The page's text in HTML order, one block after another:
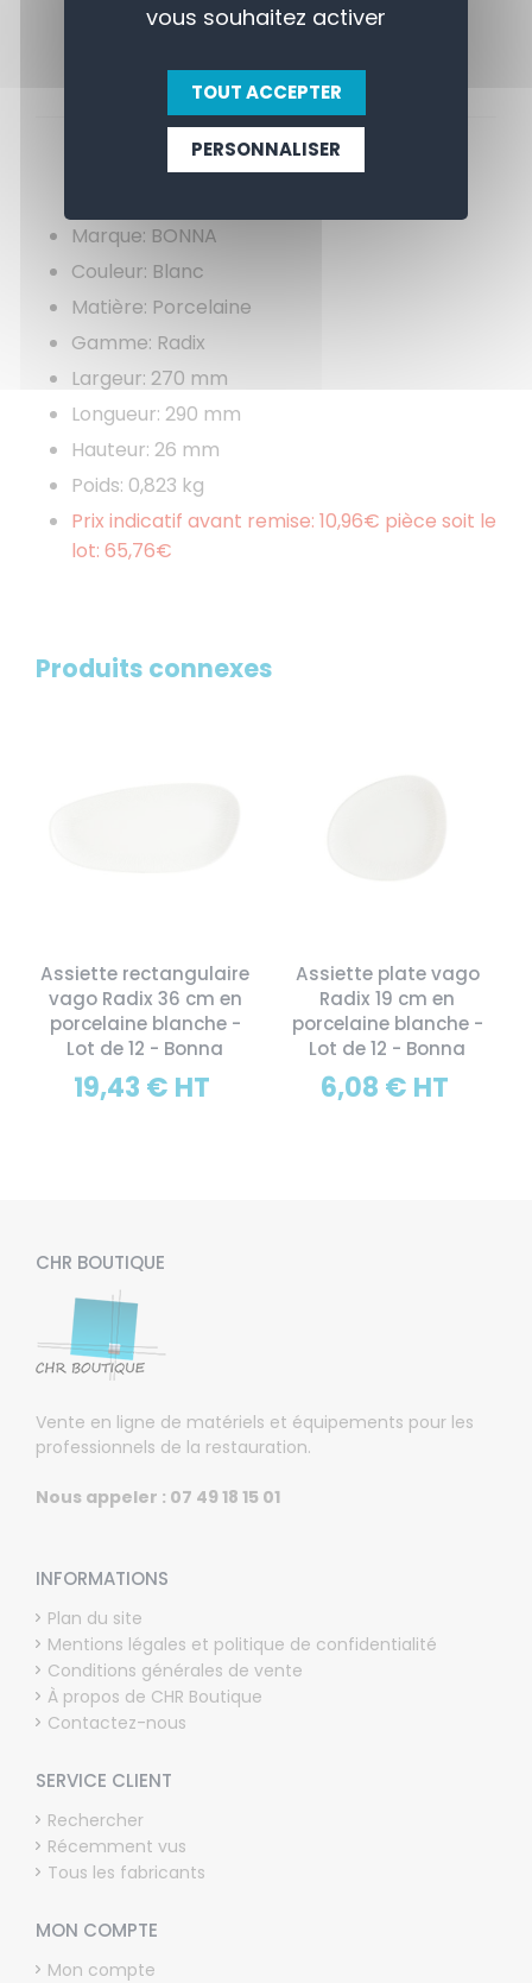
CONTACTEZ-NOUS
Marque: BONNA
Couleur: Blanc
Matière: Porcelaine
Gamme: Radix
Largeur: 270 mm
Longueur: 290 mm
Hauteur: 26 mm
Poids: 0,823 kg
Prix indicatif avant remise: 10,96€ pièce soit le
lot: 65,76€
Produits connexes
Assiette rectangulaire
vago Radix 36 cm en
porcelaine blanche -
Lot de 12 - Bonna
19,43 € HT
Assiette plate vago
Radix 19 cm en
porcelaine blanche -
Lot de 12 - Bonna
6,08 € HT
CHR BOUTIQUE
Vente en ligne de matériels et équipements pour les
professionnels de la restauration.
Nous appeler : 07 49 18 15 01
INFORMATIONS
Plan du site
Mentions légales et politique de confidentialité
Conditions générales de vente
À propos de CHR Boutique
Contactez-nous
SERVICE CLIENT
Rechercher
Récemment vus
Tous les fabricants
MON COMPTE
Mon compte
vous souhaitez activer
TOUT ACCEPTER
PERSONNALISER